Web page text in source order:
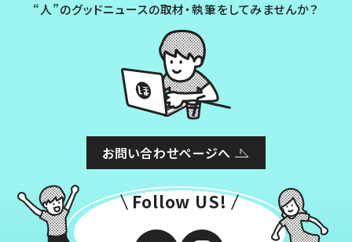
“人”のグッドニュースの取材・執筆をしてみませんか？
お問い合わせページへ
Follow US!